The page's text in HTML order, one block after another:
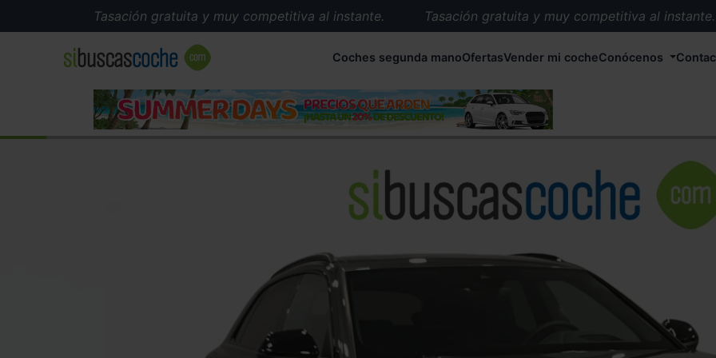
Tasación gratuita y muy competitiva al instante.
Tasación gratuita y muy competitiva al instante.
Más de 5.000 conductores satisfechos.
Buscamos el coche que tu quieras.
Recogemos tu coche en cualquier parte de España.
Compramos tu coche. Pago inmediato.
Coches segunda manoOfertasVender mi cocheConócenos